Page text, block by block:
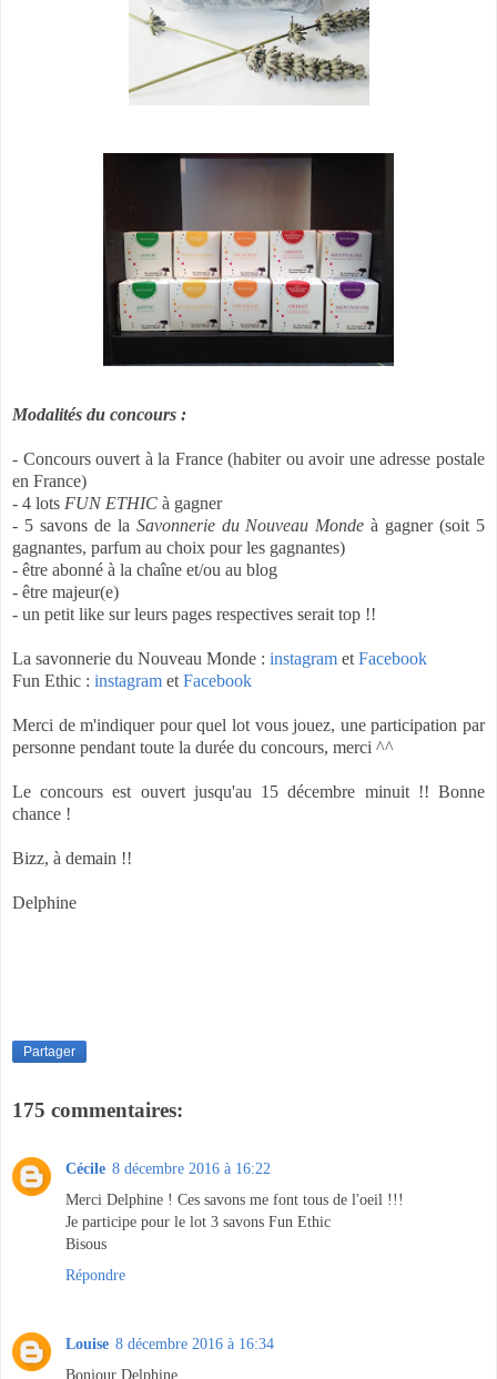
Modalités du concours :
- Concours ouvert à la France (habiter ou avoir une adresse postale
en France)
- 4 lots FUN ETHIC à gagner
- 5 savons de la Savonnerie du Nouveau Monde à gagner (soit 5
gagnantes, parfum au choix pour les gagnantes)
- être abonné à la chaîne et/ou au blog
- être majeur(e)
- un petit like sur leurs pages respectives serait top !!
La savonnerie du Nouveau Monde : instagram et Facebook
Fun Ethic : instagram et Facebook
Merci de m'indiquer pour quel lot vous jouez, une participation par
personne pendant toute la durée du concours, merci ^^
Le concours est ouvert jusqu'au 15 décembre minuit !! Bonne
chance !
Bizz, à demain !!
Delphine
Partager
175 commentaires:
Cécile 8 décembre 2016 à 16:22
Merci Delphine ! Ces savons me font tous de l'oeil !!!
Je participe pour le lot 3 savons Fun Ethic
Bisous
Répondre
Louise 8 décembre 2016 à 16:34
Bonjour Delphine,